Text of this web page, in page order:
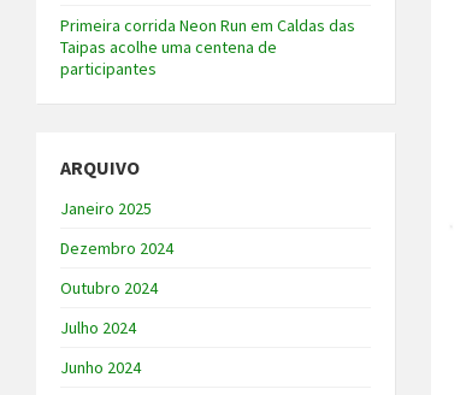
Primeira corrida Neon Run em Caldas das
Taipas acolhe uma centena de
participantes
ARQUIVO
Janeiro 2025
Dezembro 2024
Outubro 2024
Julho 2024
Junho 2024